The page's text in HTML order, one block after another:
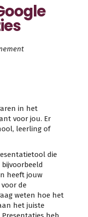
in het
voor jou. Er
leerling of
die
heeft jouw
de
weten hoe het
het juiste